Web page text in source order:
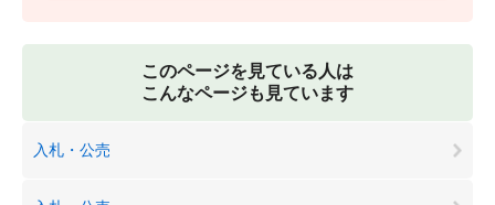
このページを見ている人は
こんなページも見ています
入札・公売